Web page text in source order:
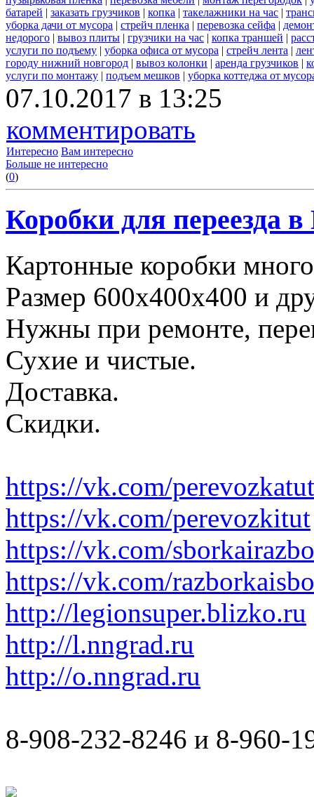
батарей | заказать грузчиков | копка | такелажники на час |
уборка дачи от мусора | стрейч пленка | перевозка сейфа |
недорого | вывоз плиты | грузчики на час | копка траншей |
услуги по подъему | уборка офиса от мусора | стрейч лента |
городу нижний новгород | вывоз колонки | аренда грузчиков |
услуги по монтажу | подъем мешков | уборка коттеджа от
07.10.2017 в 13:25
комментировать
Интересно Вам интересно
Больше не интересно
(0)
Коробки для переезда
Картонные коробки
Размер 600х400х400 и
Нужны при ремонте,
Сухие и чистые.
Доставка.
Скидки.
https://vk.com/perevozkatut
https://vk.com/perevozkitut
https://vk.com/
https://vk.com/
http://legionsuper.blizko.ru
http://l.nngrad.ru
http://o.nngrad.ru
8-908-232-8246 и 8-960-